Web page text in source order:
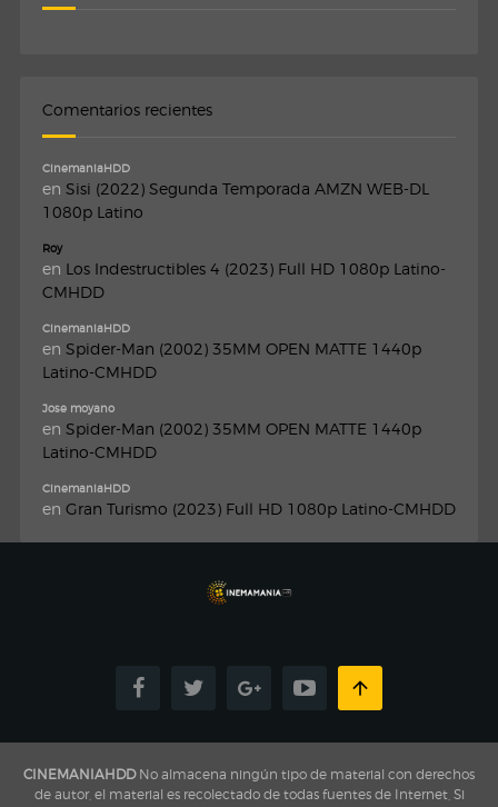
Comentarios recientes
CinemaniaHDD
en Sisi (2022) Segunda Temporada AMZN WEB-DL
1080p Latino
Roy
en Los Indestructibles 4 (2023) Full HD 1080p Latino-
CMHDD
CinemaniaHDD
en Spider-Man (2002) 35MM OPEN MATTE 1440p
Latino-CMHDD
Jose moyano
en Spider-Man (2002) 35MM OPEN MATTE 1440p
Latino-CMHDD
CinemaniaHDD
en Gran Turismo (2023) Full HD 1080p Latino-CMHDD
CINEMANIAHDDNo almacena ningún tipo de material con derechos
de autor, el material es recolectado de todas fuentes de Internet, Si